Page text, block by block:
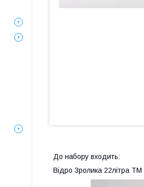
До набору входить:
Відро 3ролика 22літра